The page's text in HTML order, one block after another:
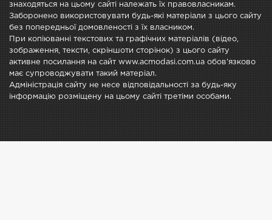
знаходяться на цьому сайті належать їх правовласникам.
Заборонено використовувати будь-які матеріали з цього сайту
без попередньої домовленості з їх власником.
При копіюванні текстових та графічних матеріалів (відео,
зображення, тексти, скріншоти сторінок) з цього сайту
активне посилання на сайт www.acmodasi.com.ua обов'язково
має супроводжувати такий матеріал.
Адміністрація сайту не несе відповідальності за будь-яку
інформацію розміщену на цьому сайті третіми особами.